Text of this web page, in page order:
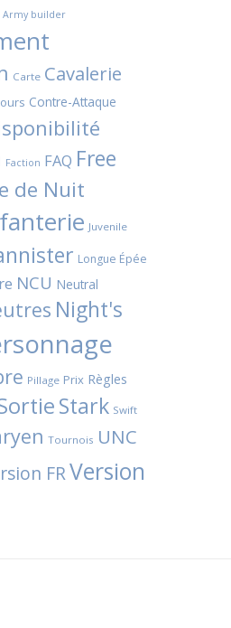
Army builder
Carte Cavalerie
Contre-Attaque
Faction FAQ Free
de Nuit
Juvenile
Longue Épée
NCU Neutral
Night's
Pillage Prix Règles
Stark Swift
Tournois UNC
FRVersion